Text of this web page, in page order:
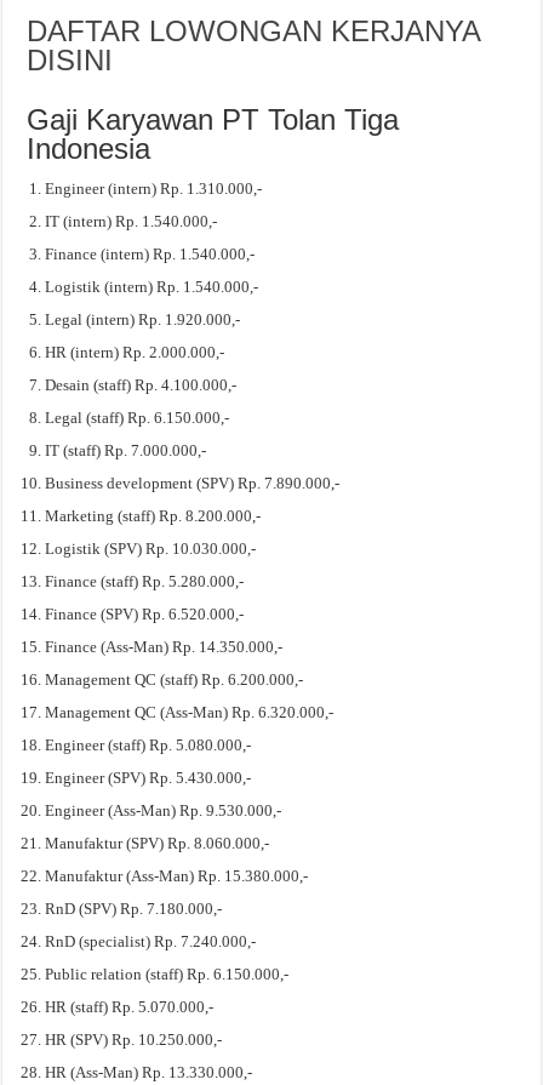
DAFTAR LOWONGAN KERJANYA
DISINI
Gaji Karyawan PT Tolan Tiga
Indonesia
Engineer (intern) Rp. 1.310.000,-
IT (intern) Rp. 1.540.000,-
Finance (intern) Rp. 1.540.000,-
Logistik (intern) Rp. 1.540.000,-
Legal (intern) Rp. 1.920.000,-
HR (intern) Rp. 2.000.000,-
Desain (staff) Rp. 4.100.000,-
Legal (staff) Rp. 6.150.000,-
IT (staff) Rp. 7.000.000,-
Business development (SPV) Rp. 7.890.000,-
Marketing (staff) Rp. 8.200.000,-
Logistik (SPV) Rp. 10.030.000,-
Finance (staff) Rp. 5.280.000,-
Finance (SPV) Rp. 6.520.000,-
Finance (Ass-Man) Rp. 14.350.000,-
Management QC (staff) Rp. 6.200.000,-
Management QC (Ass-Man) Rp. 6.320.000,-
Engineer (staff) Rp. 5.080.000,-
Engineer (SPV) Rp. 5.430.000,-
Engineer (Ass-Man) Rp. 9.530.000,-
Manufaktur (SPV) Rp. 8.060.000,-
Manufaktur (Ass-Man) Rp. 15.380.000,-
RnD (SPV) Rp. 7.180.000,-
RnD (specialist) Rp. 7.240.000,-
Public relation (staff) Rp. 6.150.000,-
HR (staff) Rp. 5.070.000,-
HR (SPV) Rp. 10.250.000,-
HR (Ass-Man) Rp. 13.330.000,-